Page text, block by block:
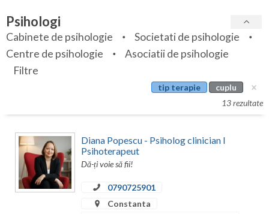
Calarasi
Caras-Severin
Cluj
Covasna
Dambovita
Dolj
Galati
Psihologi
Cabinete de psihologie
Societati de psihologie
Centre de psihologie
Asociatii de psihologie
Filtre
tip terapie
cuplu
13 rezultate
Diana Popescu - Psiholog clinician I
Psihoterapeut
Dă-ți voie să fii!
0790725901
Constanta